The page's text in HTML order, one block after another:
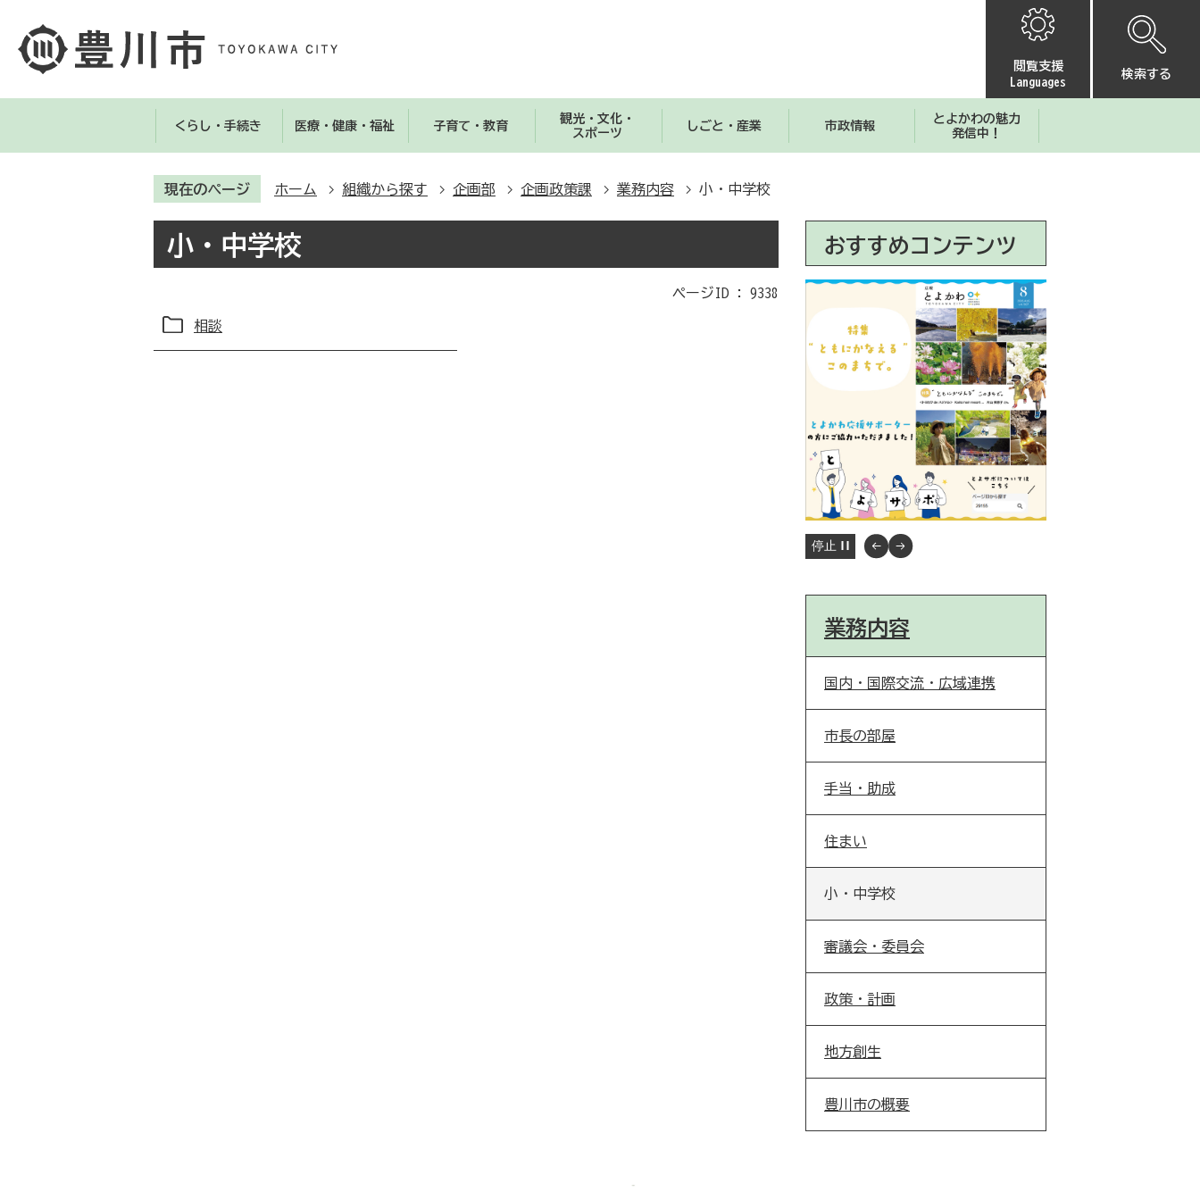
閲覧支援
Languages
検索する
くらし・手続き 医療・健康・福祉 子育て・教育
観光・文化・
スポーツ
しごと・産業 市政情報
とよかわの魅力
発信中！
現在のページ ホーム 組織から探す 企画部 企画政策課 業務内容 小・中学校
小・中学校
ページID : 9338
相談
おすすめコンテンツ
停止
業務内容
国内・国際交流・広域連携
市長の部屋
手当・助成
住まい
小・中学校
審議会・委員会
政策・計画
地方創生
豊川市の概要